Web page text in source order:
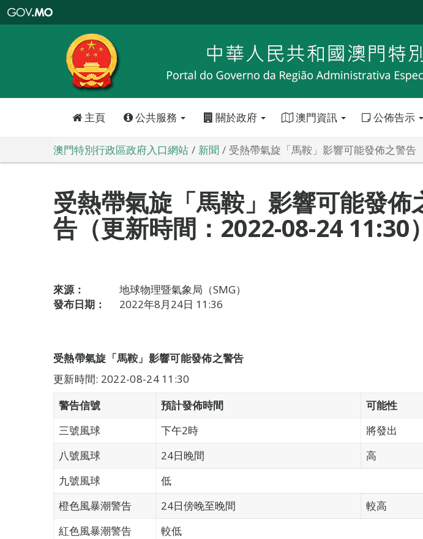
特
政
區
政
口
主頁 公共服務 關於政府 澳門資訊 公佈告示
澳門特別行政區政府入口網站 新聞 受熱帶氣旋「馬鞍」影響可能發佈之警告
受熱帶氣旋「馬鞍」影響可能發佈
告（更新時間：2022-08-24 11:30）
來源：
地球物理暨氣象局（SMG）
發布日期：
2022年8月24日 11:36
受熱帶氣旋「馬鞍」影響可能發佈之警告
更新時間: 2022-08-24 11:30
警告信號
預計發佈時間
可能性
三號風球
下午2時
將發出
八號風球
24日晚間
高
九號風球
低
橙色風暴潮警告
24日傍晚至晚間
較高
紅色風暴潮警告
較低